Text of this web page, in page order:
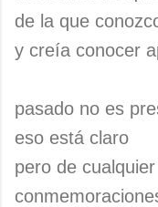
de la que
y creía conocer
pasado no es
eso está claro
pero de